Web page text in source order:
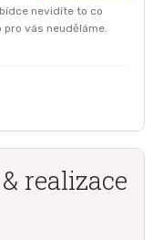
nevidíte to co
pro vás neuděláme.
realizace